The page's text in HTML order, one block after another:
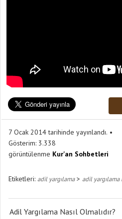
7 Ocak 2014 tarihinde yayınlandı.
Gösterim: 3.338
görüntülenme Kur'an Sohbetleri
Etiketleri: adil yargılama> adil yargılama
Adil Yargılama Nasıl Olmalıdır?